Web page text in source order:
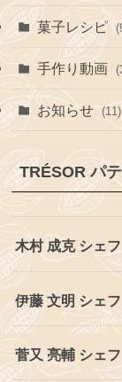
菓子レシピ
手作り動画
お知らせ (11)
TRÉSOR パ
木村 成克 シェ
伊藤 文明 シェ
菅又 亮輔 シェフ